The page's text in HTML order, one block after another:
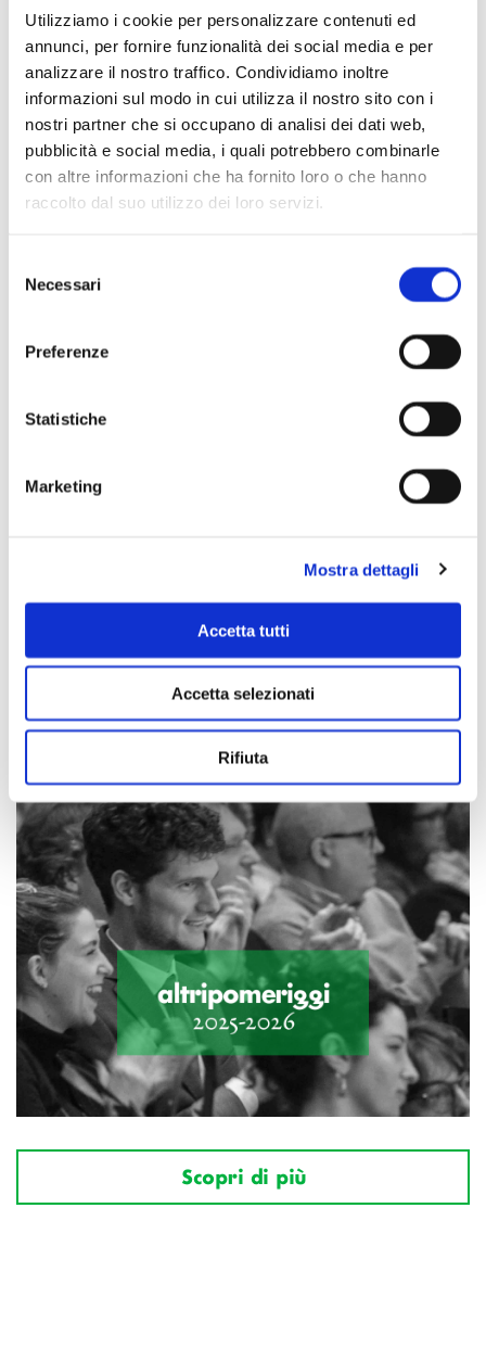
Utilizziamo i cookie per personalizzare contenuti ed
annunci, per fornire funzionalità dei social media e per
analizzare il nostro traffico. Condividiamo inoltre
informazioni sul modo in cui utilizza il nostro sito con i
nostri partner che si occupano di analisi dei dati web,
pubblicità e social media, i quali potrebbero combinarle
con altre informazioni che ha fornito loro o che hanno
raccolto dal suo utilizzo dei loro servizi.
delNecessari
Preferenze
Statistiche
Marketing
Mostra dettagli
Accetta tutti
Accetta selezionati
Rifiuta
Scopri di più
Scopri di più
Scopri di più